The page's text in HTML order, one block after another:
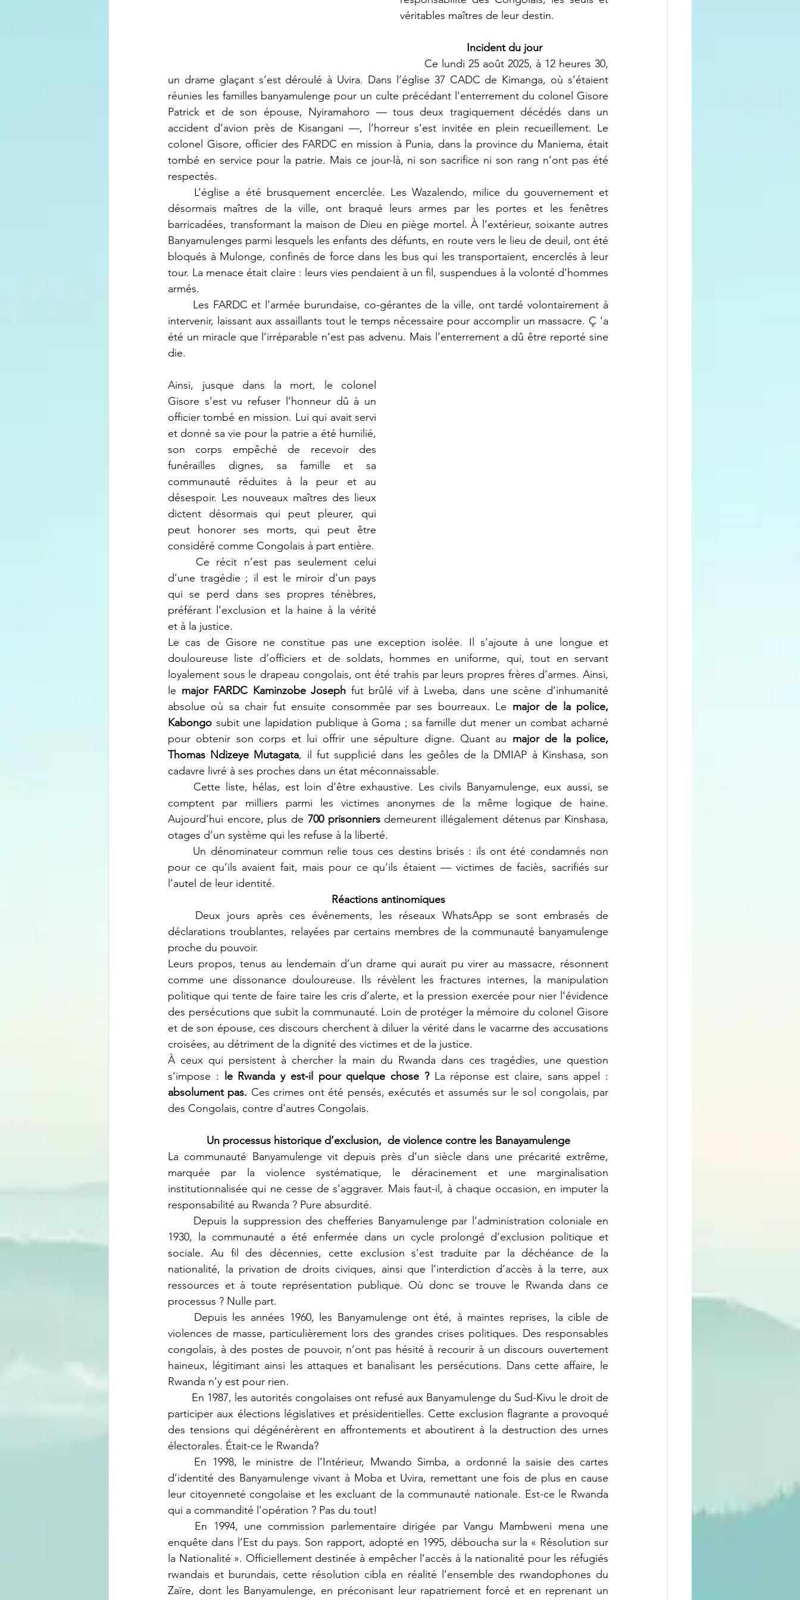
véritables maîtres de leur destin.
Incident du jour
un drame glaçant s’est déroulé à Uvira. Dans l’église 37 CADC de Kimanga, où s’étaient
réunies les familles banyamulenge pour un culte précédant l’enterrement du colonel Gisore
Patrick et de son épouse, Nyiramahoro — tous deux tragiquement décédés dans un
accident d’avion près de Kisangani —, l’horreur s’est invitée en plein recueillement. Le
colonel Gisore, officier des FARDC en mission à Punia, dans la province du Maniema, était
tombé en service pour la patrie. Mais ce jour-là, ni son sacrifice ni son rang n’ont pas été
respectés.
désormais maîtres de la ville, ont braqué leurs armes par les portes et les fenêtres
barricadées, transformant la maison de Dieu en piège mortel. À l’extérieur, soixante autres
Banyamulenges parmi lesquels les enfants des défunts, en route vers le lieu de deuil, ont été
bloqués à Mulonge, confinés de force dans les bus qui les transportaient, encerclés à leur
tour. La menace était claire : leurs vies pendaient à un fil, suspendues à la volonté d’hommes
armés.
intervenir, laissant aux assaillants tout le temps nécessaire pour accomplir un massacre. Ç ‘a
été un miracle que l’irréparable n’est pas advenu. Mais l’enterrement a dû être reporté sine
die.
Ainsi, jusque dans la mort, le colonel
Gisore s’est vu refuser l’honneur dû à un
officier tombé en mission. Lui qui avait servi
et donné sa vie pour la patrie a été humilié,
son corps empêché de recevoir des
funérailles dignes, sa famille et sa
communauté réduites à la peur et au
désespoir. Les nouveaux maîtres des lieux
dictent désormais qui peut pleurer, qui
peut honorer ses morts, qui peut être
considéré comme Congolais à part entière.
d’une tragédie ; il est le miroir d’un pays
qui se perd dans ses propres ténèbres,
préférant l’exclusion et la haine à la vérité
et à la justice.
Le cas de Gisore ne constitue pas une exception isolée. Il s’ajoute à une longue et
douloureuse liste d’officiers et de soldats, hommes en uniforme, qui, tout en servant
loyalement sous le drapeau congolais, ont été trahis par leurs propres frères d’armes. Ainsi,
le major FARDC Kaminzobe Joseph fut brûlé vif à Lweba, dans une scène d’inhumanité
absolue où sa chair fut ensuite consommée par ses bourreaux. Le major de la police,
Kabongo subit une lapidation publique à Goma ; sa famille dut mener un combat acharné
pour obtenir son corps et lui offrir une sépulture digne. Quant au major de la police,
Thomas Ndizeye Mutagata, il fut supplicié dans les geôles de la DMIAP à Kinshasa, son
cadavre livré à ses proches dans un état méconnaissable.
comptent par milliers parmi les victimes anonymes de la même logique de haine.
Aujourd’hui encore, plus de 700 prisonniers demeurent illégalement détenus par Kinshasa,
otages d’un système qui les refuse à la liberté.
pour ce qu’ils avaient fait, mais pour ce qu’ils étaient — victimes de faciès, sacrifiés sur
l’autel de leur identité.
Réactions antinomiques
déclarations troublantes, relayées par certains membres de la communauté banyamulenge
proche du pouvoir.
Leurs propos, tenus au lendemain d’un drame qui aurait pu virer au massacre, résonnent
comme une dissonance douloureuse. Ils révèlent les fractures internes, la manipulation
politique qui tente de faire taire les cris d’alerte, et la pression exercée pour nier l’évidence
des persécutions que subit la communauté. Loin de protéger la mémoire du colonel Gisore
et de son épouse, ces discours cherchent à diluer la vérité dans le vacarme des accusations
croisées, au détriment de la dignité des victimes et de la justice.
À ceux qui persistent à chercher la main du Rwanda dans ces tragédies, une question
s’impose :
le Rwanda y est-il pour quelque chose ?
absolument pas. Ces crimes ont été pensés, exécutés et assumés sur le sol congolais, par
des Congolais, contre d’autres Congolais.
Un processus historique d’exclusion,  de violence contre les Banayamulenge
La communauté Banyamulenge vit depuis près d’un siècle dans une précarité extrême,
marquée par la violence systématique, le déracinement et une marginalisation
institutionnalisée qui ne cesse de s’aggraver. Mais faut-il, à chaque occasion, en imputer la
responsabilité au Rwanda ? Pure absurdité.
1930, la communauté a été enfermée dans un cycle prolongé d’exclusion politique et
sociale. Au fil des décennies, cette exclusion s’est traduite par la déchéance de la
nationalité, la privation de droits civiques, ainsi que l’interdiction d’accès à la terre, aux
ressources et à toute représentation publique. Où donc se trouve le Rwanda dans ce
processus ? Nulle part.
violences de masse, particulièrement lors des grandes crises politiques. Des responsables
congolais, à des postes de pouvoir, n’ont pas hésité à recourir à un discours ouvertement
haineux, légitimant ainsi les attaques et banalisant les persécutions. Dans cette affaire, le
Rwanda n’y est pour rien.
participer aux élections législatives et présidentielles. Cette exclusion flagrante a provoqué
des tensions qui dégénérèrent en affrontements et aboutirent à la destruction des urnes
électorales. Était-ce le Rwanda?
d’identité des Banyamulenge vivant à Moba et Uvira, remettant une fois de plus en cause
leur citoyenneté congolaise et les excluant de la communauté nationale. Est-ce le Rwanda
qui a commandité l’opération ? Pas du tout!
enquête dans l’Est du pays. Son rapport, adopté en 1995, déboucha sur la « Résolution sur
la Nationalité ». Officiellement destinée à empêcher l’accès à la nationalité pour les réfugiés
rwandais et burundais, cette résolution cibla en réalité l’ensemble des rwandophones du
Zaïre, dont les Banyamulenge, en préconisant leur rapatriement forcé et en reprenant un